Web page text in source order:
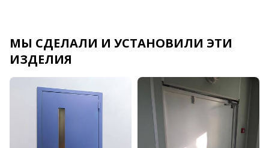
МЫ СДЕЛАЛИ И УСТАНОВИЛИ ЭТИ
ИЗДЕЛИЯ